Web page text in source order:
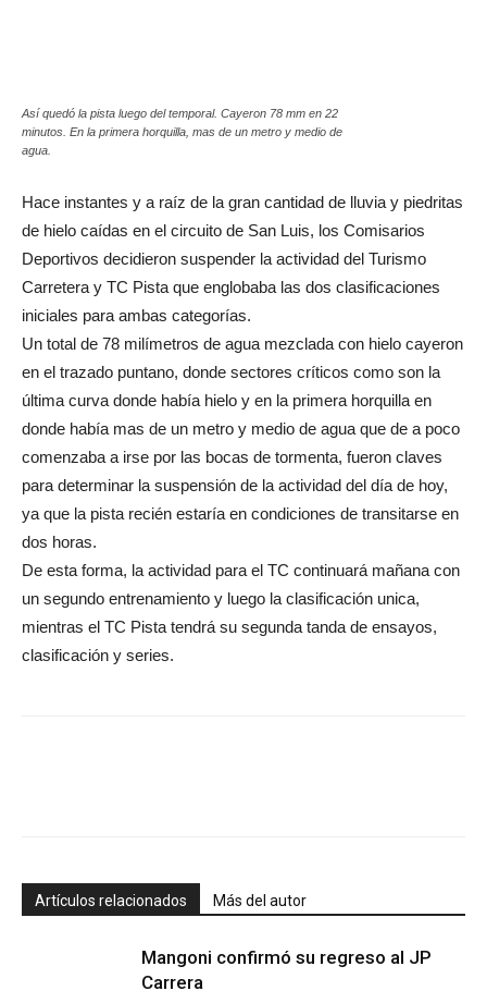
Así quedó la pista luego del temporal. Cayeron 78 mm en 22
minutos. En la primera horquilla, mas de un metro y medio de
agua.
Hace instantes y a raíz de la gran cantidad de lluvia y piedritas
de hielo caídas en el circuito de San Luis, los Comisarios
Deportivos decidieron suspender la actividad del Turismo
Carretera y TC Pista que englobaba las dos clasificaciones
iniciales para ambas categorías.
Un total de 78 milímetros de agua mezclada con hielo cayeron
en el trazado puntano, donde sectores críticos como son la
última curva donde había hielo y en la primera horquilla en
donde había mas de un metro y medio de agua que de a poco
comenzaba a irse por las bocas de tormenta, fueron claves
para determinar la suspensión de la actividad del día de hoy,
ya que la pista recién estaría en condiciones de transitarse en
dos horas.
De esta forma, la actividad para el TC continuará mañana con
un segundo entrenamiento y luego la clasificación unica,
mientras el TC Pista tendrá su segunda tanda de ensayos,
clasificación y series.
Artículos relacionados Más del autor
Mangoni confirmó su regreso al JP
Carrera